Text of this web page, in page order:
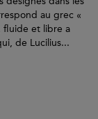
au grec «
fluide et libre a
de Lucilius...